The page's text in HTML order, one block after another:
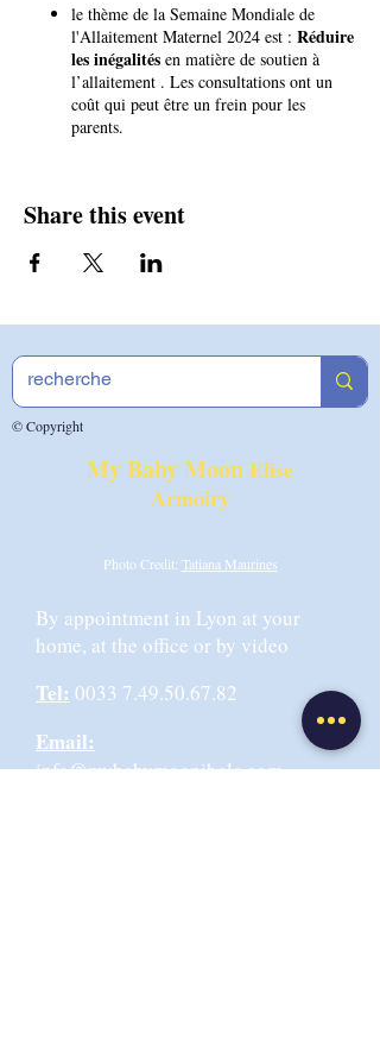
le thème de la Semaine Mondiale de
l'Allaitement Maternel 2024 est : Réduire
les inégalités en matière de soutien à
l’allaitement . Les consultations ont un
coût qui peut être un frein pour les
parents.
Share this event
© Copyright
My Baby MoonElise
Armoiry
Photo Credit: Tatiana Maurines
By appointment in Lyon at your
home, at the office or by video
Tel: 0033 7.49.50.67.82
Email:
info@mybabymoonibclc.com